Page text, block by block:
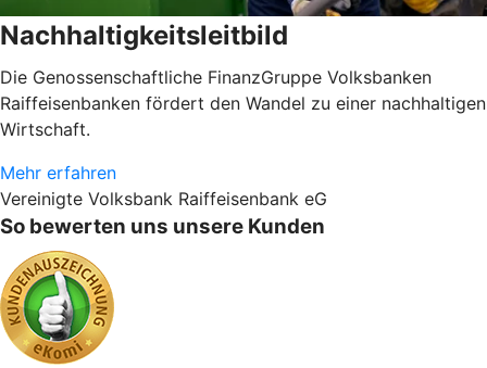
Nachhaltigkeitsleitbild
Die Genossenschaftliche FinanzGruppe Volksbanken
Raiffeisenbanken fördert den Wandel zu einer nachhaltigen
Wirtschaft.
Mehr erfahren
Vereinigte Volksbank Raiffeisenbank eG
So bewerten uns unsere Kunden